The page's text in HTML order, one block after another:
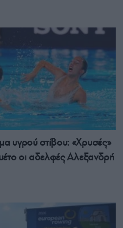
υγρού στίβου: «Χρυσές»
οι αδελφές Αλεξανδρή